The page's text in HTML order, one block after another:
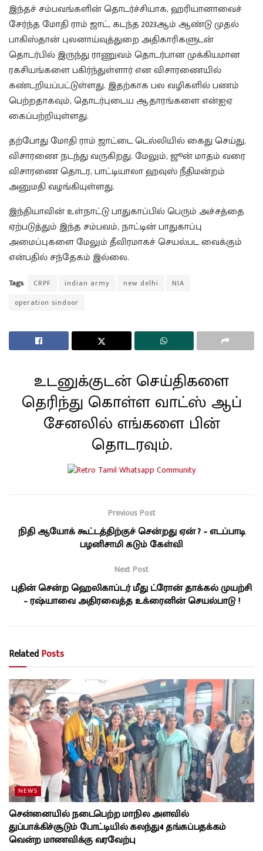
இந்தச் சம்பவங்களின் தொடர்ச்சியாக, ஹரியானாவைச்
சேர்ந்த மோதி ராம் ஜாட், கடந்த 2023ஆம் ஆண்டு முதல்
பாகிஸ்தான் புலனாய்வுத்துறை அதிகாரிகளுடன்
தொடர்பில் இருந்து ராணுவம் தொடர்பான முக்கியமான
ரகசியங்களை பகிர்ந்துள்ளார் என விசாரணையில்
கண்டறியப்பட்டுள்ளது. இதற்காக பல வழிகளில் பணம்
பெற்றதாகவும், தொடர்புடைய ஆதாரங்களை என்ஐஏ
கைப்பற்றியுள்ளது.
தற்போது மோதி ராம் ஜாட்டை டெல்லியில் கைது செய்து,
விசாரணை நடந்து வருகிறது. மேலும், ஜூன் மாதம் வரை
விசாரணை தொடர, பாட்டியாலா ஹவுஸ் நீதிமன்றம்
அனுமதி வழங்கியுள்ளது.
இந்தியாவின் உள்நாட்டு பாதுகாப்பில் பெரும் அச்சத்தை
ஏற்படுத்தும் இந்த சம்பவம், நாட்டின் பாதுகாப்பு
அமைப்புகளை மேலும் தீவிரமாகச் செயல்பட வைக்கும்
என்பதில் சந்தேகம் இல்லை.
Tags: CRPF indian army new delhi
NIA
operation sindoor
உடனுக்குடன் செய்திகளை
தெரிந்து கொள்ள வாட்ஸ் ஆப்
சேனலில் எங்களை பின்
தொடரவும்.
Previous Post
நிதி ஆயோக் கூட்டத்திற்குச் சென்றது ஏன் ? – எடப்பாடி
பழனிசாமி கடும் கேள்வி
Next Post
புதின் சென்ற ஹெலிகாப்டர் மீது ட்ரோன் தாக்கல் முயற்சி
– ரஷ்யாவை அதிரவைத்த உக்ரைனின் செயல்பாடு !
RelatedPosts
NEWS
சென்னையில் நடைபெற்ற மாநில அளவில்
துப்பாக்கிச்சூடும் போட்டியில் கலந்து4 தங்கப்பதக்கம்
வென்ற மாணவிக்கு வரவேற்பு